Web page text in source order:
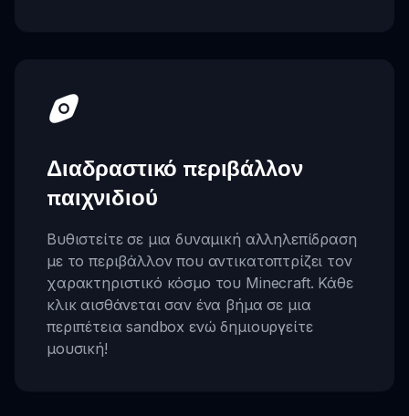
Διαδραστικό περιβάλλον
παιχνιδιού
Βυθιστείτε σε μια δυναμική αλληλεπίδραση
με το περιβάλλον που αντικατοπτρίζει τον
χαρακτηριστικό κόσμο του Minecraft. Κάθε
κλικ αισθάνεται σαν ένα βήμα σε μια
περιπέτεια sandbox ενώ δημιουργείτε
μουσική!